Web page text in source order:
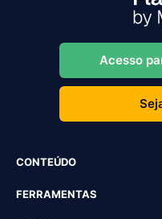
Acesso
CONTEÚDO
FERRAMENTAS